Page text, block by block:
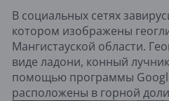
В социальных сетях
котором изображены
Мангистауской области.
виде ладони, конный
помощью программы
расположены в горной